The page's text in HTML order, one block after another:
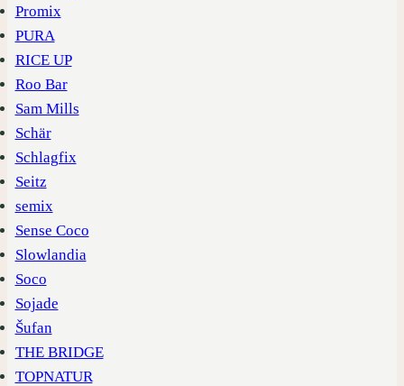
Promix
PURA
RICE UP
Roo Bar
Sam Mills
Schär
Schlagfix
Seitz
semix
Sense Coco
Slowlandia
Soco
Sojade
Šufan
THE BRIDGE
TOPNATUR